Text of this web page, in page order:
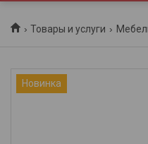
Товары и услуги
Новинка